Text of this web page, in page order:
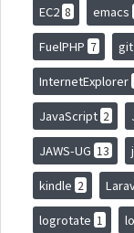
EC2 8 emacs
FuelPHP 7 git
InternetExplorer
JavaScript 2
JAWS-UG 13
kindle 2
logrotate 1